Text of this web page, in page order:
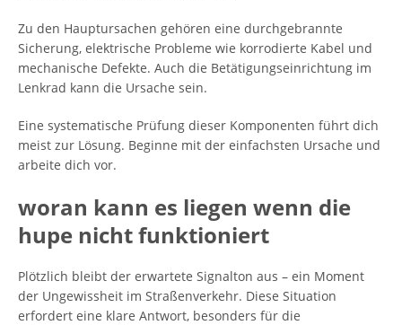
Zu den Hauptursachen gehören eine durchgebrannte
Sicherung, elektrische Probleme wie korrodierte Kabel und
mechanische Defekte. Auch die Betätigungseinrichtung im
Lenkrad kann die Ursache sein.
Eine systematische Prüfung dieser Komponenten führt dich
meist zur Lösung. Beginne mit der einfachsten Ursache und
arbeite dich vor.
woran kann es liegen wenn die
hupe nicht funktioniert
Plötzlich bleibt der erwartete Signalton aus – ein Moment
der Ungewissheit im Straßenverkehr. Diese Situation
erfordert eine klare Antwort, besonders für die